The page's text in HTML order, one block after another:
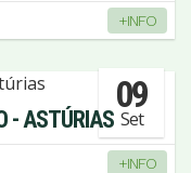
+INFO
09
Set
- ASTÚRIAS
+INFO